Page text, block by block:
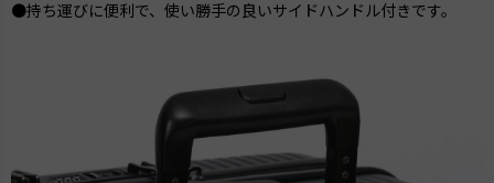
●持ち運びに便利で、使い勝手の良いサイドハンドル付きです。